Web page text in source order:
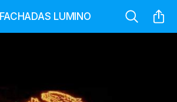
FACHADAS LUMINO